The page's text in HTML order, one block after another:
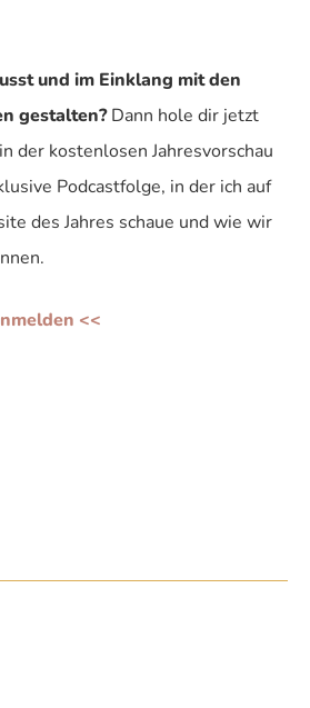
und im Einklang mit den
gestalten?Dann hole dir jetzt
der kostenlosen Jahresvorschau
Podcastfolge, in der ich auf
des Jahres schaue und wie wir
<<